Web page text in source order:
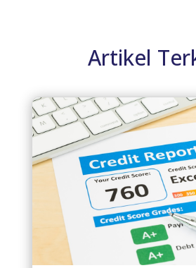
Artikel